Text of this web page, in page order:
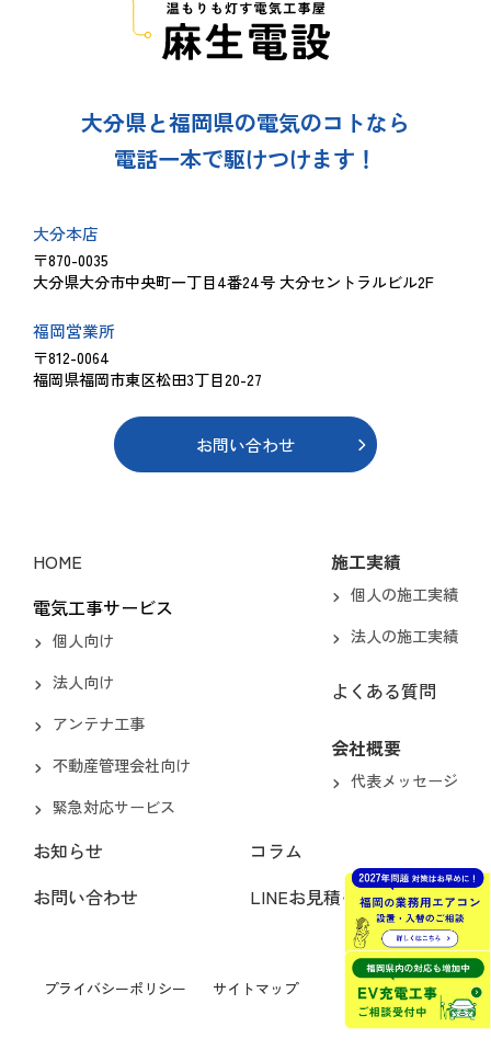
大分県と福岡県の電気のコトなら
電話一本で駆けつけます！
大分本店
〒870-0035
大分県大分市中央町一丁目4番24号 大分セントラルビル2F
福岡営業所
〒812-0064
福岡県福岡市東区松田3丁目20-27
お問い合わせ
HOME
電気工事サービス
個人向け
法人向け
アンテナ工事
不動産管理会社向け
緊急対応サービス
施工実績
個人の施工実績
法人の施工実績
よくある質問
会社概要
代表メッセージ
お知らせ
コラム
お問い合わせ
LINEお見積もり
プライバシーポリシー サイトマップ